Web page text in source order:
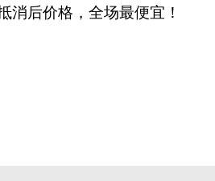
消后价格，全场最便宜！